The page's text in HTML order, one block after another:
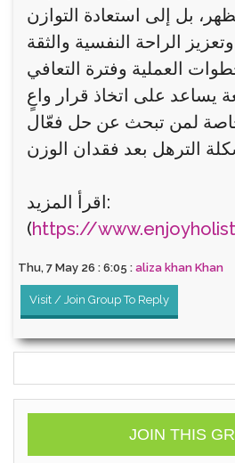
بل إلى استعادة التوازن
الراحة النفسية والثقة
العملية وفترة التعافي
يساعد على اتخاذ قرار واعٍ
لمن تبحث عن حل فعّال
اقرأ المزيد:
(https://
Thu, 7 May 26 : 6:05 : aliza khan Khan
Visit / Join Group To Reply
JOIN THIS